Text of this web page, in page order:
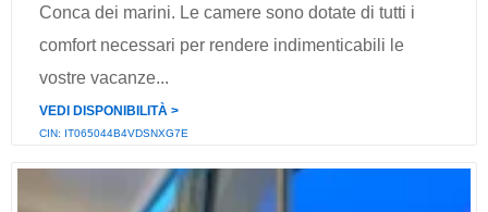
Conca dei marini. Le camere sono dotate di tutti i
comfort necessari per rendere indimenticabili le
vostre vacanze...
VEDI DISPONIBILITÀ ˃
CIN: IT065044B4VDSNXG7E